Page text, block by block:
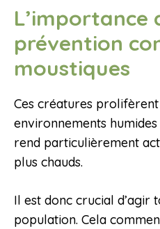
L’importance
prévention
moustiques
Ces créatures prolifèrent
environnements
rend particulièrement
plus chauds.
Il est donc crucial
population. Cela